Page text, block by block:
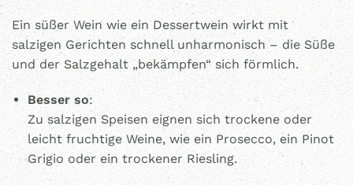
Ein süßer Wein wie ein Dessertwein wirkt mit
salzigen Gerichten schnell unharmonisch – die Süße
und der Salzgehalt „bekämpfen“ sich förmlich.
Besser so:
Zu salzigen Speisen eignen sich trockene oder
leicht fruchtige Weine, wie ein Prosecco, ein Pinot
Grigio oder ein trockener Riesling.